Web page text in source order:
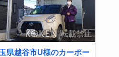
県越谷市U様のカーポー